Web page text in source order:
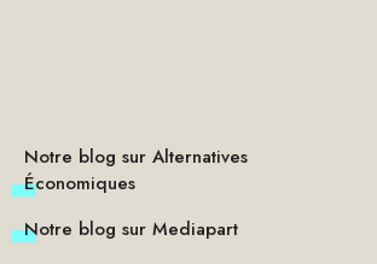
Notre blog sur Alternatives
Économiques
Notre blog sur Mediapart